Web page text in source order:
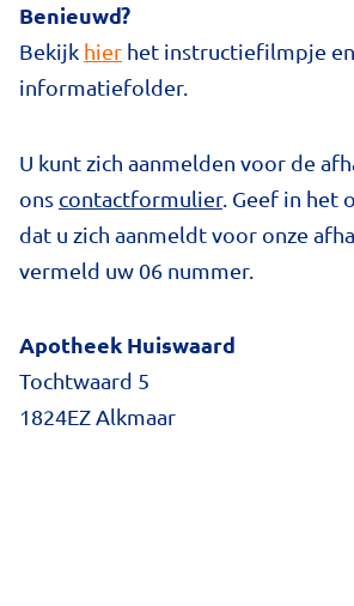
Benieuwd?
Bekijk hier het instructiefilmpje
informatiefolder.
U kunt zich aanmelden voor de
ons contactformulier. Geef in het
dat u zich aanmeldt voor onze
vermeld uw 06 nummer.
Apotheek Huiswaard
Tochtwaard 5
1824EZ Alkmaar